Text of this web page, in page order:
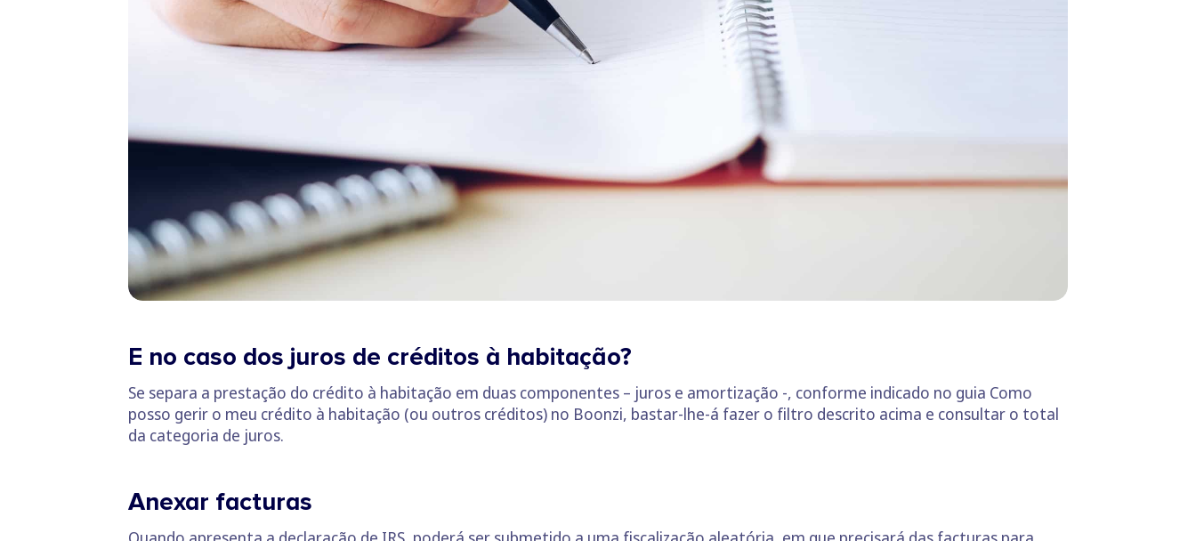
E no caso dos juros de créditos à habitação?
Se separa a prestação do crédito à habitação em duas componentes – juros e amortização -, conforme indicado no guia Como
posso gerir o meu crédito à habitação (ou outros créditos) no Boonzi, bastar-lhe-á fazer o filtro descrito acima e consultar o total
da categoria de juros.
Anexar facturas